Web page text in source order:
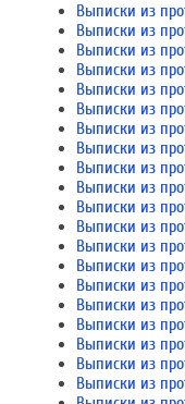
Выписки из
Выписки из
Выписки из
Выписки из
Выписки из
Выписки из
Выписки из
Выписки из
Выписки из
Выписки из
Выписки из
Выписки из
Выписки из
Выписки из
Выписки из
Выписки из
Выписки из
Выписки из
Выписки из
Выписки из